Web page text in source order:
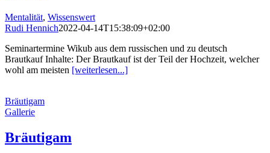
Mentalität, Wissenswert
Rudi Hennich2022-04-14T15:38:09+02:00
Seminartermine Wikub aus dem russischen und zu deutsch
Brautkauf Inhalte: Der Brautkauf ist der Teil der Hochzeit, welcher
wohl am meisten [weiterlesen...]
Bräutigam
Gallerie
Bräutigam